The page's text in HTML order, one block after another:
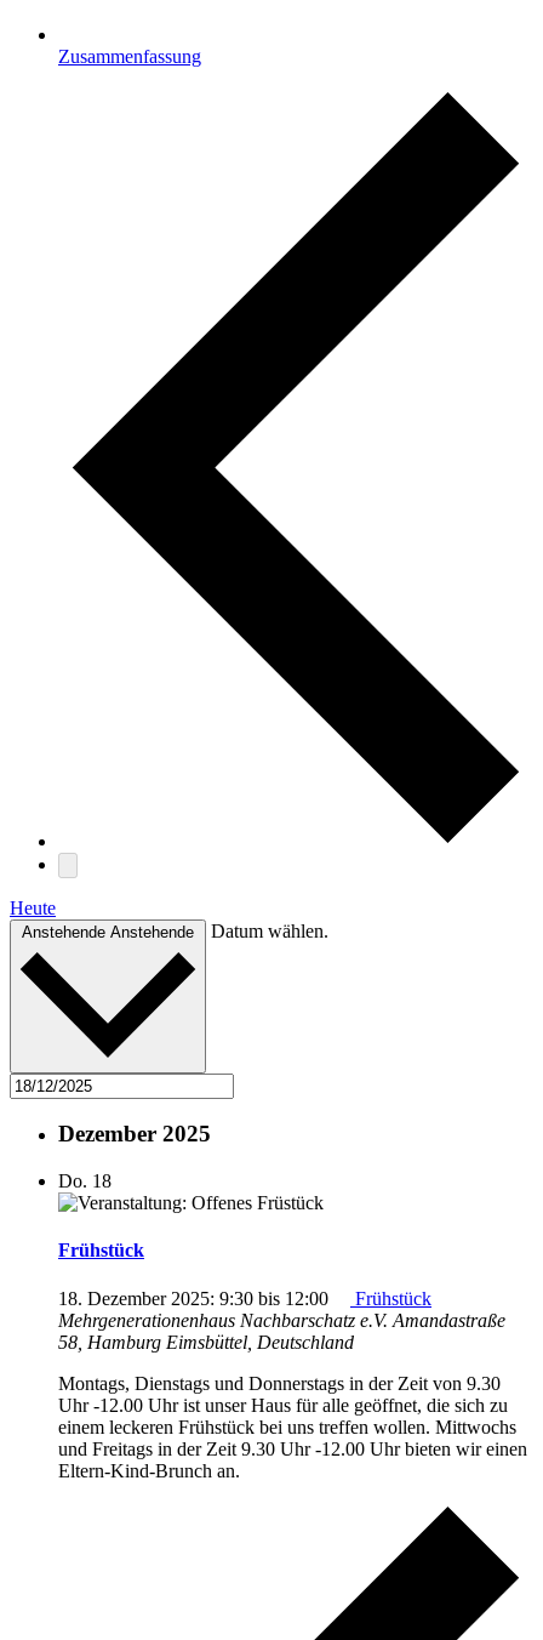
Zusammenfassung
Heute
Anstehende Anstehende Datum wählen.
Dezember 2025
Do. 18
Frühstück
18. Dezember 2025: 9:30 bis 12:00
Frühstück
Mehrgenerationenhaus Nachbarschatz e.V. Amandastraße
58, Hamburg Eimsbüttel, Deutschland
Montags, Dienstags und Donnerstags in der Zeit von 9.30
Uhr -12.00 Uhr ist unser Haus für alle geöffnet, die sich zu
einem leckeren Frühstück bei uns treffen wollen. Mittwochs
und Freitags in der Zeit 9.30 Uhr -12.00 Uhr bieten wir einen
Eltern-Kind-Brunch an.